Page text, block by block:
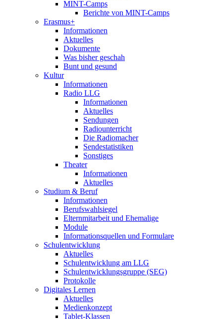
MINT-Camps
Berichte von MINT-Camps
Erasmus+
Informationen
Aktuelles
Dokumente
Was bisher geschah
Bunt und gesund
Kultur
Informationen
Radio LLG
Informationen
Aktuelles
Sendungen
Radiounterricht
Die Radiomacher
Sendestatistiken
Sonstiges
Theater
Informationen
Aktuelles
Studium & Beruf
Informationen
Berufswahlsiegel
Elternmitarbeit und Ehemalige
Module
Informationsquellen und Formulare
Schulentwicklung
Aktuelles
Schulentwicklung am LLG
Schulentwicklungsgruppe (SEG)
Protokolle
Digitales Lernen
Aktuelles
Medienkonzept
Tablet-Klassen